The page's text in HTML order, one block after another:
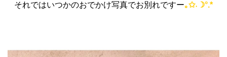
それではいつかのおでかけ写真でお別れですー｡✩˖☽°.*